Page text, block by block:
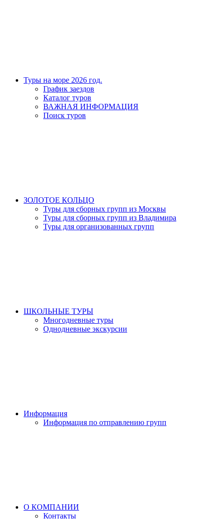
Туры на море 2026 год.
График заездов
Каталог туров
ВАЖНАЯ ИНФОРМАЦИЯ
Поиск туров
ЗОЛОТОЕ КОЛЬЦО
Туры для сборных групп из Москвы
Туры для сборных групп из Владимира
Туры для организованных групп
ШКОЛЬНЫЕ ТУРЫ
Многодневные туры
Однодневные экскурсии
Информация
Информация по отправлению групп
О КОМПАНИИ
Контакты